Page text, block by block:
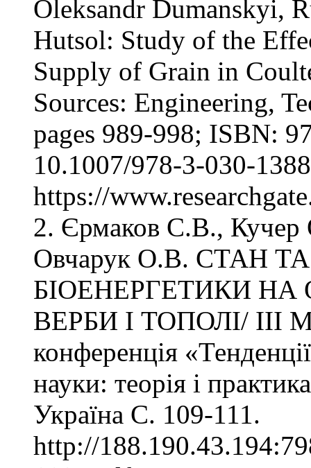
Oleksandr Dumanskyi,
Hutsol: Study of the
Supply of Grain in
Sources: Engineering,
pages 989-998; ISBN:
10.1007/978-3-030-
https://
2. Єрмаков С.В.,
Овчарук О.В. СТАН
БІОЕНЕРГЕТИКИ НА
ВЕРБИ І ТОПОЛІ/ IIІ
конференція
науки: теорія і
Україна С. 109-111.
http://